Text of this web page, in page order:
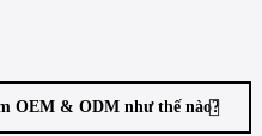
OEM & ODM như thế nào?